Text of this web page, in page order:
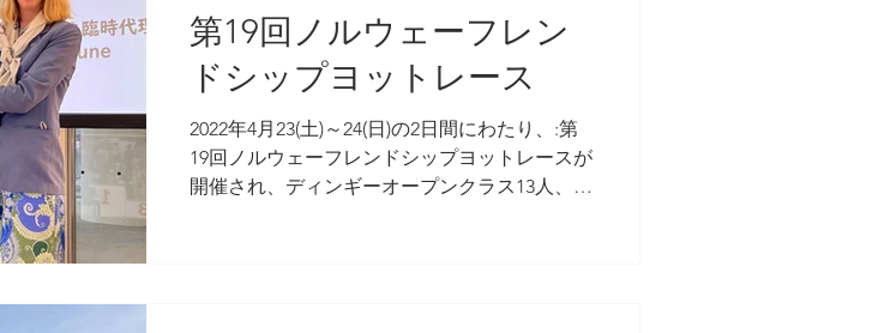
第19回ノルウェーフレン
ドシップヨットレース
2022年4月23(土)～24(日)の2日間にわたり、:第
19回ノルウェーフレンドシップヨットレースが
開催され、ディンギーオープンクラス13人、デ